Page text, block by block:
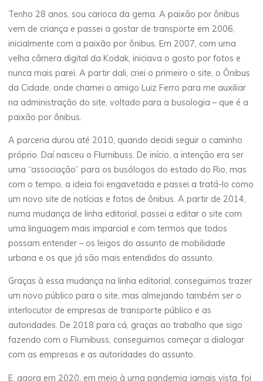
Tenho 28 anos, sou carioca da gema. A paixão por ônibus
vem de criança e passei a gostar de transporte em 2006,
inicialmente com a paixão por ônibus. Em 2007, com uma
velha câmera digital da Kodak, iniciava o gosto por fotos e
nunca mais parei. A partir dali, criei o primeiro o site, o Ônibus
da Cidade, onde chamei o amigo Luiz Ferro para me auxiliar
na administração do site, voltado para a busologia – que é a
paixão por ônibus.
A parceria durou até 2010, quando decidi seguir o caminho
próprio. Daí nasceu o Flumibuss. De início, a intenção era ser
uma “associação” para os busólogos do estado do Rio, mas
com o tempo, a ideia foi engavetada e passei a tratá-lo como
um novo site de notícias e fotos de ônibus. A partir de 2014,
numa mudança de linha editorial, passei a editar o site com
uma linguagem mais imparcial e com termos que todos
possam entender – os leigos do assunto de mobilidade
urbana e os que já são mais entendidos do assunto.
Graças à essa mudança na linha editorial, conseguimos trazer
um novo público para o site, mas almejando também ser o
interlocutor de empresas de transporte público e as
autoridades. De 2018 para cá, graças ao trabalho que sigo
fazendo com o Flumibuss, conseguimos começar a dialogar
com as empresas e as autoridades do assunto.
E, agora em 2020, em meio à uma pandemia jamais vista, foi